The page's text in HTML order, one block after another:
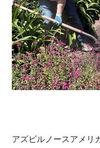
アズビルノースアメリ